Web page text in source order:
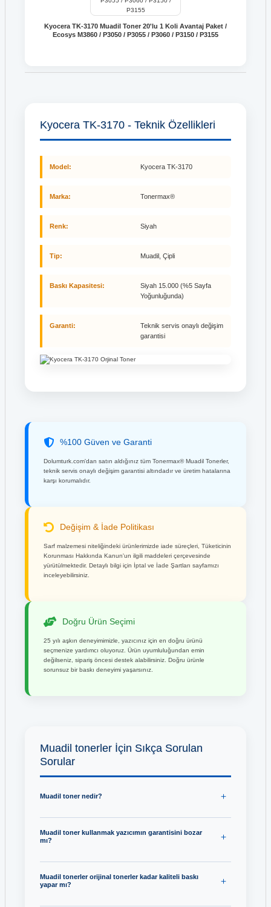
Kyocera TK-3170 Muadil Toner 20'lu 1 Koli Avantaj Paket /
Ecosys M3860 / P3050 / P3055 / P3060 / P3150 / P3155
Kyocera TK-3170 - Teknik Özellikleri
Model: Kyocera TK-3170
Marka: Tonermax®
Renk: Siyah
Tip: Muadil, Çipli
Baskı Kapasitesi:
Siyah 15.000 (%5 Sayfa
Yoğunluğunda)
Garanti:
Teknik servis onaylı değişim
garantisi
%100 Güven ve Garanti
Dolumturk.com'dan satın aldığınız tüm Tonermax® Muadil Tonerler,
teknik servis onaylı değişim garantisi altındadır ve üretim hatalarına
karşı korumalıdır.
Değişim & İade Politikası
Sarf malzemesi niteliğindeki ürünlerimizde iade süreçleri, Tüketicinin
Korunması Hakkında Kanun'un ilgili maddeleri çerçevesinde
yürütülmektedir. Detaylı bilgi için İptal ve İade Şartları sayfamızı
inceleyebilirsiniz.
Doğru Ürün Seçimi
25 yılı aşkın deneyimimizle, yazıcınız için en doğru ürünü
seçmenize yardımcı oluyoruz. Ürün uyumluluğundan emin
değilseniz, sipariş öncesi destek alabilirsiniz. Doğru ürünle
sorunsuz bir baskı deneyimi yaşarsınız.
Muadil tonerler İçin Sıkça Sorulan
Sorular
Muadil toner nedir?
Muadil toner kullanmak yazıcımın garantisini bozar
mı?
Muadil tonerler orijinal tonerler kadar kaliteli baskı
yapar mı?